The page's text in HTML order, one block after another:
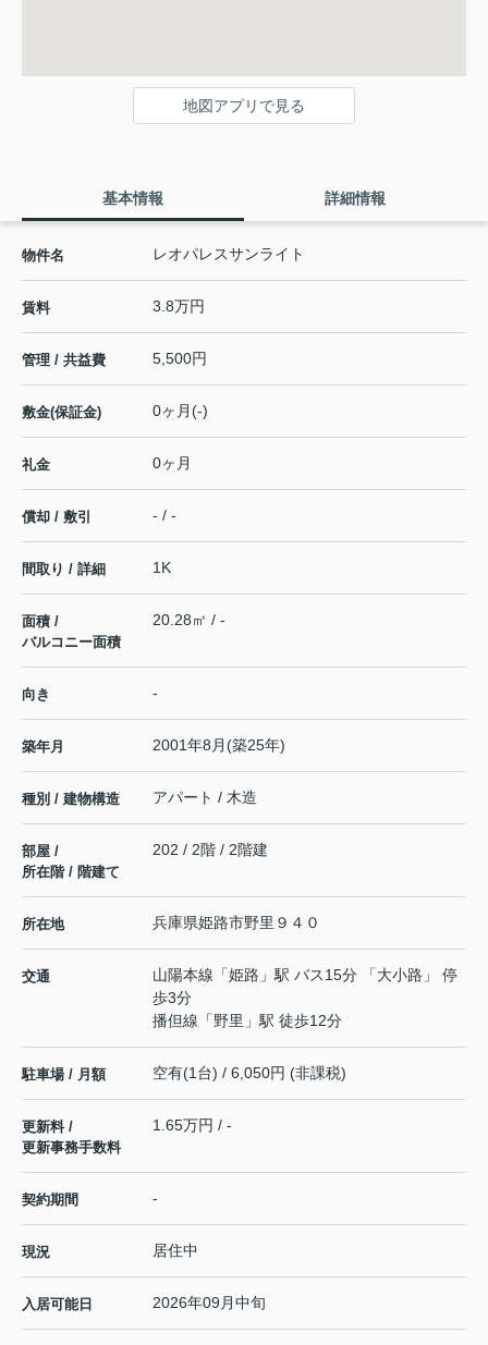
地図アプリで見る
基本情報 詳細情報
物件名 レオパレスサンライト
賃料 3.8万円
管理 / 共益費 5,500円
敷金(保証金) 0ヶ月(-)
礼金 0ヶ月
償却 / 敷引 - / -
間取り / 詳細 1K
面積 /
バルコニー面積
20.28㎡ / -
向き -
築年月 2001年8月(築25年)
種別 / 建物構造 アパート / 木造
部屋 /
所在階 / 階建て
202 / 2階 / 2階建
所在地 兵庫県姫路市野里 ９４０
交通 山陽本線 「姫路 」駅 バス15分 「大小路」 停
歩3分
播但線 「野里 」駅 徒歩12分
駐車場 / 月額 空有(1台) / 6,050円 (非課税)
更新料 /
更新事務手数料
1.65万円 / -
契約期間 -
現況 居住中
入居可能日 2026年09月中旬